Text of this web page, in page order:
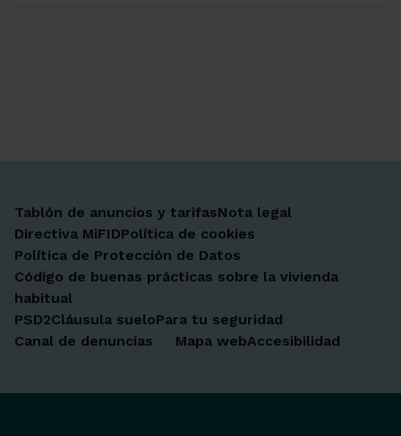
Tablón de anuncios y tarifasNota legal
Directiva MiFIDPolítica de cookies
Política de Protección de Datos
Código de buenas prácticas sobre la vivienda
habitual
PSD2Cláusula sueloPara tu seguridad
Canal de denuncias
Mapa webAccesibilidad